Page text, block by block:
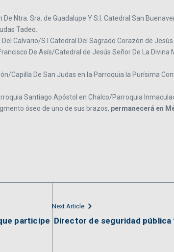
Ntra. Sra. de Guadalupe Y S.I. Catedral San
Tadeo.
Calvario/S.I.Catedral Del Sagrado Corazón de Jesús.
De Asís/Catedral de Jesús Señor De La Divina
Capilla De San Judas en la Parroquia la Purísima
Santiago Apóstol en Chalco/Parroquia
óseo de uno de sus brazos, permanecerá en
participe
Next Article
Director de seguridad